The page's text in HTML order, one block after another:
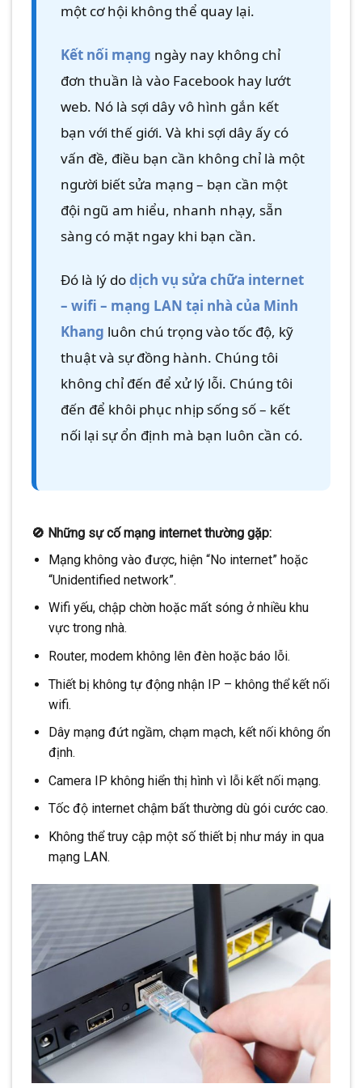
một cơ hội không thể quay lại.
Kết nối mạng ngày nay không chỉ
đơn thuần là vào Facebook hay lướt
web. Nó là sợi dây vô hình gắn kết
bạn với thế giới. Và khi sợi dây ấy có
vấn đề, điều bạn cần không chỉ là một
người biết sửa mạng – bạn cần một
đội ngũ am hiểu, nhanh nhạy, sẵn
sàng có mặt ngay khi bạn cần.
Đó là lý dodịch vụ sửa chữa internet
– wifi – mạng LAN tại nhà của Minh
Khang luôn chú trọng vào tốc độ, kỹ
thuật và sự đồng hành. Chúng tôi
không chỉ đến để xử lý lỗi. Chúng tôi
đến để khôi phục nhịp sống số – kết
nối lại sự ổn định mà bạn luôn cần có.
🚫 Những sự cố mạng internet thường gặp:
Mạng không vào được, hiện “No internet” hoặc
“Unidentified network”.
Wifi yếu, chập chờn hoặc mất sóng ở nhiều khu
vực trong nhà.
Router, modem không lên đèn hoặc báo lỗi.
Thiết bị không tự động nhận IP – không thể kết nối
wifi.
Dây mạng đứt ngầm, chạm mạch, kết nối không ổn
định.
Camera IP không hiển thị hình vì lỗi kết nối mạng.
Tốc độ internet chậm bất thường dù gói cước cao.
Không thể truy cập một số thiết bị như máy in qua
mạng LAN.